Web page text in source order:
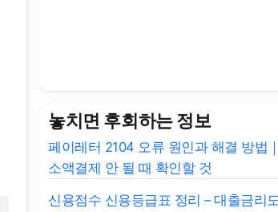
놓치면 후회하는 정보
페이레터 2104 오류 원인과 해결 방법｜
소액결제 안 될 때 확인할 것
신용점수 신용등급표 정리 – 대출금리